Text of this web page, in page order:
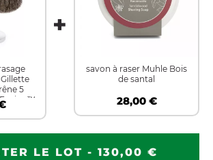
5
savon à raser Muhle Bois
de santal
28,00 €
LE LOT - 130,00 €